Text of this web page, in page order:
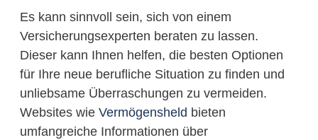
Es kann sinnvoll sein, sich von einem
Versicherungsexperten beraten zu lassen.
Dieser kann Ihnen helfen, die besten Optionen
für Ihre neue berufliche Situation zu finden und
unliebsame Überraschungen zu vermeiden.
Websites wie Vermögensheld bieten
umfangreiche Informationen über